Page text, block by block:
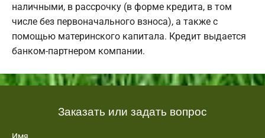
наличными, в рассрочку (в форме кредита, в том
числе без первоначального взноса), а также с
помощью материнского капитала. Кредит выдается
банком-партнером компании.
Заказать или задать вопрос